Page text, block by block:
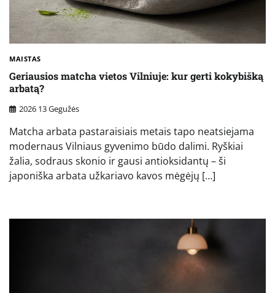
MAISTAS
Geriausios matcha vietos Vilniuje: kur gerti kokybišką
arbatą?
2026 13 Gegužės
Matcha arbata pastaraisiais metais tapo neatsiejama
modernaus Vilniaus gyvenimo būdo dalimi. Ryškiai
žalia, sodraus skonio ir gausi antioksidantų – ši
japoniška arbata užkariavo kavos mėgėjų […]